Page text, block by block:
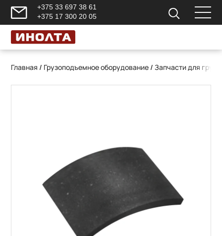
+375 33 697 38 61
+375 17 300 20 05
Главная / Грузоподъемное оборудование /Запчасти для